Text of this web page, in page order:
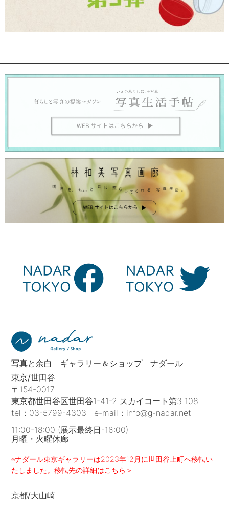
写真と余白 ギャラリー＆ショップ ナダール
東京/世田谷
〒154-0017
東京都世田谷区世田谷1-41-2 スカイコート第3 108
tel： 03-5799-4303 e-mail： info@g-nadar.net
11:00-18:00 (展示最終日-16:00)
月曜・火曜休廊
※ナダール東京ギャラリーは2023年12月に世田谷上町へ移転い
たしました。移転先の詳細はこちら＞
京都/大山崎